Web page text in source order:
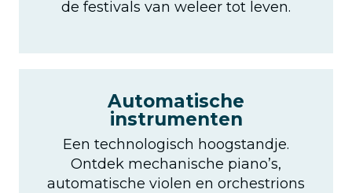
de festivals van weleer tot leven.
Automatische
instrumenten
Een technologisch hoogstandje.
Ontdek mechanische piano’s,
automatische violen en orchestrions